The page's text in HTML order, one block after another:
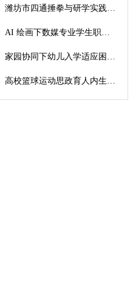
课堂”为介入载体
潍坊市四通捶拳与研学实践教
AI 绘画下数媒专业学生职业
家园协同下幼儿入学适应困难
高校篮球运动思政育人内生逻